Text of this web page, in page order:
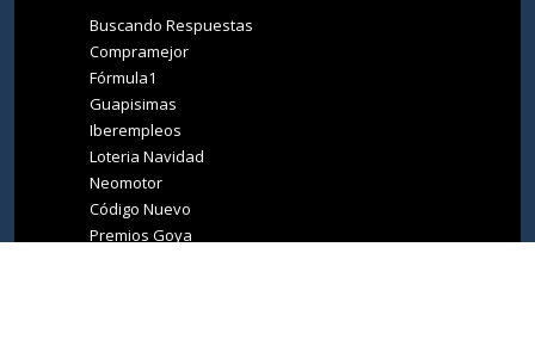
Buscando Respuestas
Compramejor
Fórmula1
Guapisimas
Iberempleos
Loteria Navidad
Neomotor
Código Nuevo
Premios Goya